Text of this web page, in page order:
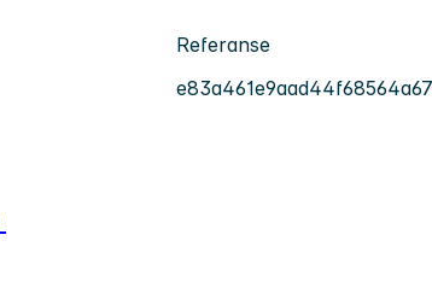
Referanse